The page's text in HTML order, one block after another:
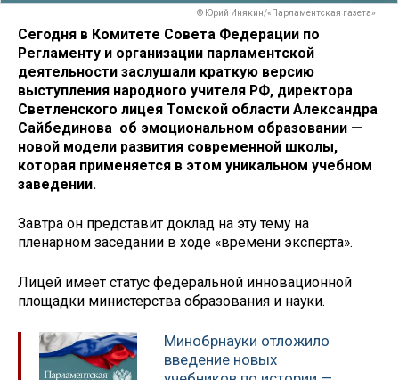
© Юрий Инякин/«Парламентская газета»
Сегодня в Комитете Совета Федерации по
Регламенту и организации парламентской
деятельности заслушали краткую версию
выступления народного учителя РФ, директора
Светленского лицея Томской области Александра
Сайбединова об эмоциональном образовании —
новой модели развития современной школы,
которая применяется в этом уникальном учебном
заведении.
Завтра он представит доклад на эту тему на
пленарном заседании в ходе «времени эксперта».
Лицей имеет статус федеральной инновационной
площадки министерства образования и науки.
Минобрнауки отложило
введение новых